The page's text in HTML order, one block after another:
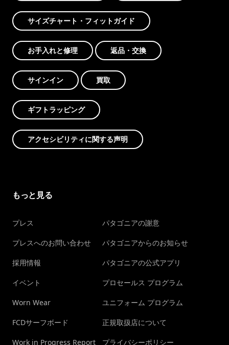
サイズチャート・フィットガイド
お手入れと修理 返品・交換
サインイン 買取
ギフトラッピング
アクセシビリティに関する声明
もっと見る
プレス
プレスへのお問い合わせ
採用情報
イベント
Worn Wear
FCDサーフボード
Work in Progress Report
パタゴニアの謝意
パタゴニアからのお知らせ
パタゴニアの公式アプリ
プロセールス プログラム
ユニフォーム プログラム
正規取扱店について
プライバシーポリシー